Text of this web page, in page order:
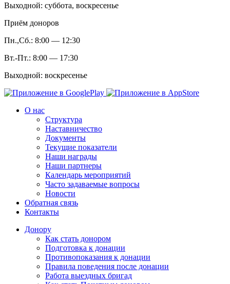
Выходной: суббота, воскресенье
Приём доноров
Пн.,Сб.: 8:00 — 12:30
Вт.-Пт.: 8:00 — 17:30
Выходной: воскресенье
О нас
Структура
Наставничество
Документы
Текущие показатели
Наши награды
Наши партнеры
Календарь мероприятий
Часто задаваемые вопросы
Новости
Обратная связь
Контакты
Донору
Как стать донором
Подготовка к донации
Противопоказания к донации
Правила поведения после донации
Работа выездных бригад